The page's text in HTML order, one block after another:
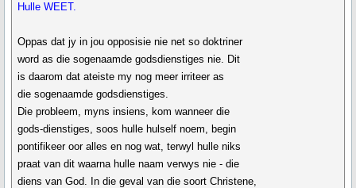
Hulle WEET.
Oppas dat jy in jou opposisie nie net so doktriner
word as die sogenaamde godsdienstiges nie. Dit
is daarom dat ateiste my nog meer irriteer as
die sogenaamde godsdienstiges.
Die probleem, myns insiens, kom wanneer die
gods-dienstiges, soos hulle hulself noem, begin
pontifikeer oor alles en nog wat, terwyl hulle niks
praat van dit waarna hulle naam verwys nie - die
diens van God. In die geval van die soort Christene,